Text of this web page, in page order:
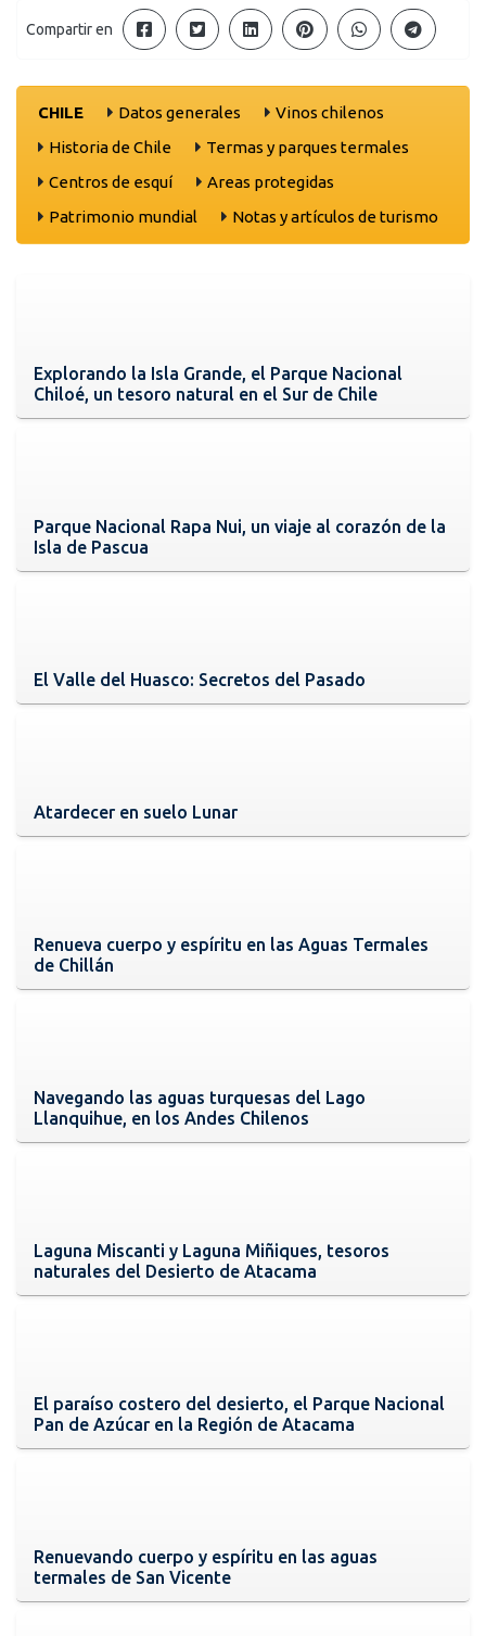
Compartir en
CHILE Datos generales
Vinos chilenos
Historia de Chile
Termas y parques termales
Centros de esquí
Areas protegidas
Patrimonio mundial
Notas y artículos de turismo
Explorando la Isla Grande, el Parque Nacional
Chiloé, un tesoro natural en el Sur de Chile
Parque Nacional Rapa Nui, un viaje al corazón de la
Isla de Pascua
El Valle del Huasco: Secretos del Pasado
Atardecer en suelo Lunar
Renueva cuerpo y espíritu en las Aguas Termales
de Chillán
Navegando las aguas turquesas del Lago
Llanquihue, en los Andes Chilenos
Laguna Miscanti y Laguna Miñiques, tesoros
naturales del Desierto de Atacama
El paraíso costero del desierto, el Parque Nacional
Pan de Azúcar en la Región de Atacama
Renuevando cuerpo y espíritu en las aguas
termales de San Vicente